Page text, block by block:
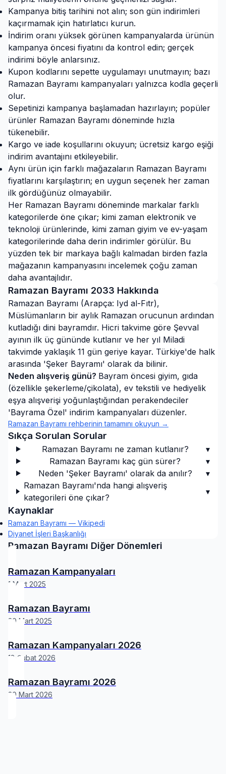
Kampanya bitiş tarihini not alın; son gün indirimleri
kaçırmamak için hatırlatıcı kurun.
İndirim oranı yüksek görünen kampanyalarda ürünün
kampanya öncesi fiyatını da kontrol edin; gerçek
indirimi böyle anlarsınız.
Kupon kodlarını sepette uygulamayı unutmayın; bazı
Ramazan Bayramı kampanyaları yalnızca kodla geçerli
olur.
Sepetinizi kampanya başlamadan hazırlayın; popüler
ürünler Ramazan Bayramı döneminde hızla
tükenebilir.
Kargo ve iade koşullarını okuyun; ücretsiz kargo eşiği
indirim avantajını etkileyebilir.
Aynı ürün için farklı mağazaların Ramazan Bayramı
fiyatlarını karşılaştırın; en uygun seçenek her zaman
ilk gördüğünüz olmayabilir.
Her Ramazan Bayramı döneminde markalar farklı
kategorilerde öne çıkar; kimi zaman elektronik ve
teknoloji ürünlerinde, kimi zaman giyim ve ev-yaşam
kategorilerinde daha derin indirimler görülür. Bu
yüzden tek bir markaya bağlı kalmadan birden fazla
mağazanın kampanyasını incelemek çoğu zaman
daha avantajlıdır.
Ramazan Bayramı 2033 Hakkında
Ramazan Bayramı (Arapça: Iyd al-Fıtr),
Müslümanların bir aylık Ramazan orucunun ardından
kutladığı dini bayramdır. Hicri takvime göre Şevval
ayının ilk üç gününde kutlanır ve her yıl Miladi
takvimde yaklaşık 11 gün geriye kayar. Türkiye'de halk
arasında 'Şeker Bayramı' olarak da bilinir.
Neden alışveriş günü? Bayram öncesi giyim, gıda
(özellikle şekerleme/çikolata), ev tekstili ve hediyelik
eşya alışverişi yoğunlaştığından perakendeciler
'Bayrama Özel' indirim kampanyaları düzenler.
Ramazan Bayramı rehberinin tamamını okuyun →
Sıkça Sorulan Sorular
Ramazan Bayramı ne zaman kutlanır?
▾
Ramazan Bayramı kaç gün sürer?
▾
Neden 'Şeker Bayramı' olarak da anılır?
▾
Ramazan Bayramı'nda hangi alışveriş
kategorileri öne çıkar?
▾
Kaynaklar
Ramazan Bayramı — Vikipedi
Diyanet İşleri Başkanlığı
Ramazan Bayramı Diğer Dönemleri
Ramazan Kampanyaları
1 Mart 2025
Ramazan Bayramı
30 Mart 2025
Ramazan Kampanyaları 2026
18 Şubat 2026
Ramazan Bayramı 2026
20 Mart 2026